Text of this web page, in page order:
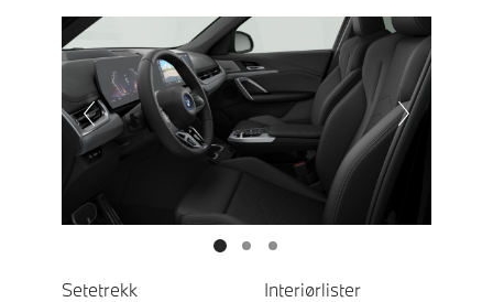
Next
Setetrekk Interiørlister